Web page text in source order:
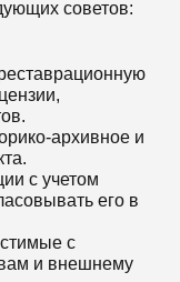
советов:
архивное и
с учетом
его в
с
и внешнему